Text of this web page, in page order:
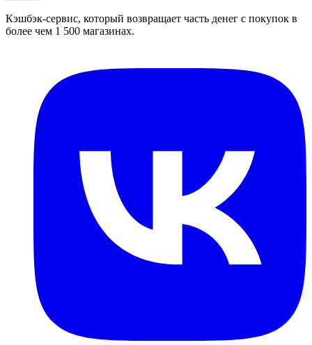
Кэшбэк-сервис, который возвращает часть денег с покупок в
более чем 1 500 магазинах.